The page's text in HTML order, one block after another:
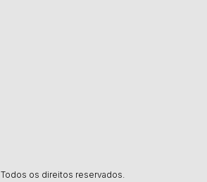
Todos os direitos reservados.